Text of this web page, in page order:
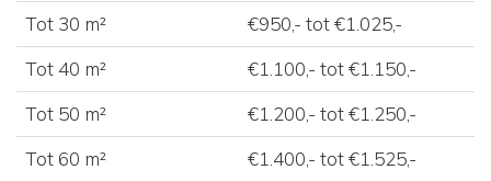
Tot 30 m²
€950,- tot €1.025,-
Tot 40 m²
€1.100,- tot €1.150,-
Tot 50 m²
€1.200,- tot €1.250,-
Tot 60 m²
€1.400,- tot €1.525,-